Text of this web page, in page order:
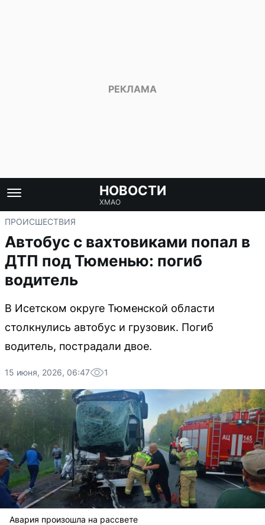
НОВОСТИ
ХМАО
ПРОИСШЕСТВИЯ
Автобус с вахтовиками попал в
ДТП под Тюменью: погиб
водитель
В Исетском округе Тюменской области
столкнулись автобус и грузовик. Погиб
водитель, пострадали двое.
15 июня, 2026, 06:47 1
Авария произошла на рассвете